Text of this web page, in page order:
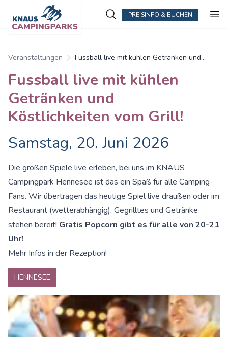
PREISINFO & BUCHEN
Veranstaltungen
Fussball live mit kühlen Getränken und
Fussball live mit kühlen
Getränken und
Köstlichkeiten vom Grill!
Samstag, 20. Juni 2026
Die großen Spiele live erleben, bei uns im KNAUS
Campingpark Hennesee ist das ein Spaß für alle Camping-
Fans. Wir übertragen das heutige Spiel live draußen oder im
Restaurant (wetterabhängig). Gegrilltes und Getränke
stehen bereit! Gratis Popcorn gibt es für alle von 20-21
Uhr!
Mehr Infos in der Rezeption!
HENNESEE